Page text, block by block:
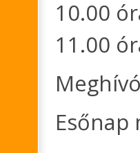
10.00
11.00
Esőnap